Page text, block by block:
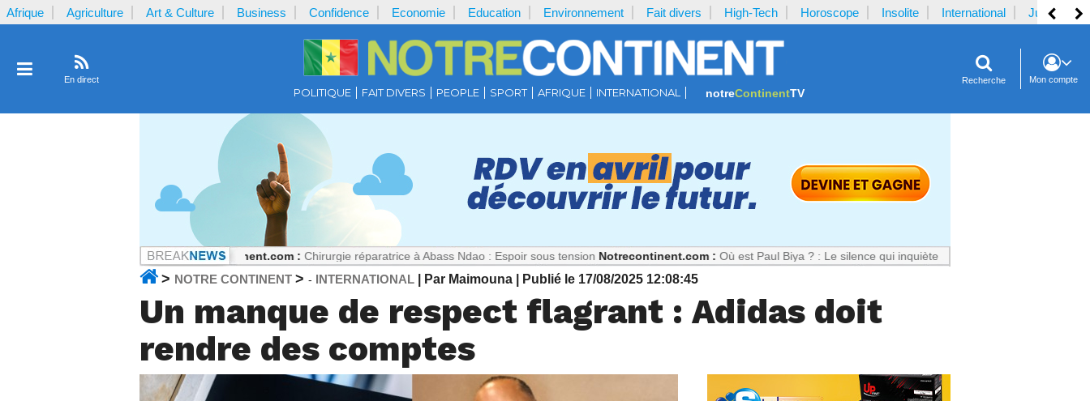
Afrique Agriculture Art & Culture Business Confidence Economie Education Environnement Fait divers High-Tech Horoscope Insolite International Justice
En direct
POLITIQUE FAIT DIVERS PEOPLE SPORT AFRIQUE INTERNATIONAL notreContinentTV
Recherche Mon compte
Notrecontinent.com : Chirurgie réparatrice à Abass Ndao : Espoir sous tension Notrecontinent.com : Où est Paul Biya ? : Le silence qui inquiète le Cameroun
> NOTRE CONTINENT > - INTERNATIONAL | Par Maimouna | Publié le 17/08/2025 12:08:45
Un manque de respect flagrant : Adidas doit
rendre des comptes